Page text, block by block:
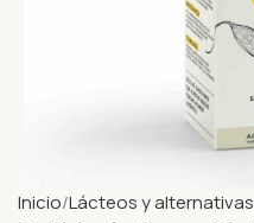
Inicio Lácteos y alternativas